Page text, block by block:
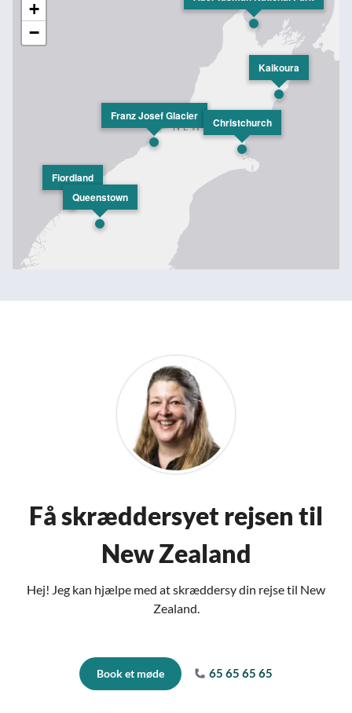
Christchurch
Fiordland
Franz Josef Glacier
Kaikoura
Queenstown
+
−
Få skræddersyet rejsen til
New Zealand
Hej! Jeg kan hjælpe med at skræddersy din rejse til New
Zealand.
Book et møde 65 65 65 65